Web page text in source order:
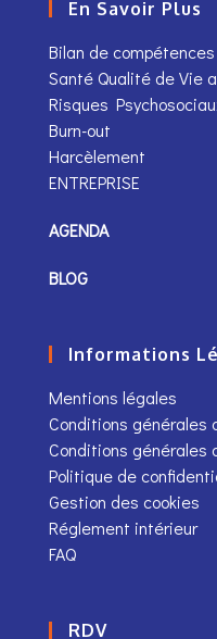
En Savoir Plus
Bilan de compétences
Santé Qualité de Vie
Risques
Burn-out
Harcèlement
ENTREPRISE
AGENDA
BLOG
Informations
Mentions légales
Conditions générales
Conditions générales
Politique de
Gestion des cookies
Réglement intérieur
FAQ
RDV